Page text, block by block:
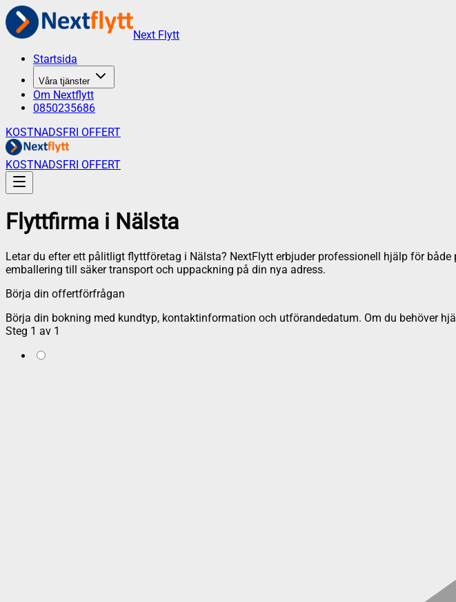
Next Flytt
Startsida
Våra tjänster
Om Nextflytt
0850235686
KOSTNADSFRI OFFERT
KOSTNADSFRI OFFERT
Flyttfirma i Nälsta
Letar du efter ett pålitligt flyttföretag i Nälsta? NextFlytt erbjuder professionell hjälp för
emballering till säker transport och uppackning på din nya adress.
Börja din offertförfrågan
Börja din bokning med kundtyp, kontaktinformation och utförandedatum. Om du behöver
Steg 1 av 1